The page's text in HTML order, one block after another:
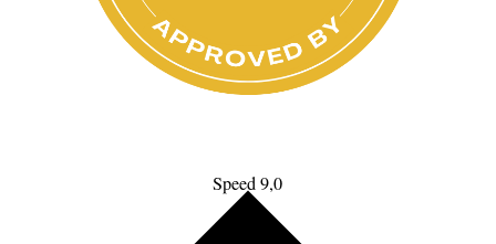
Speed 9,0